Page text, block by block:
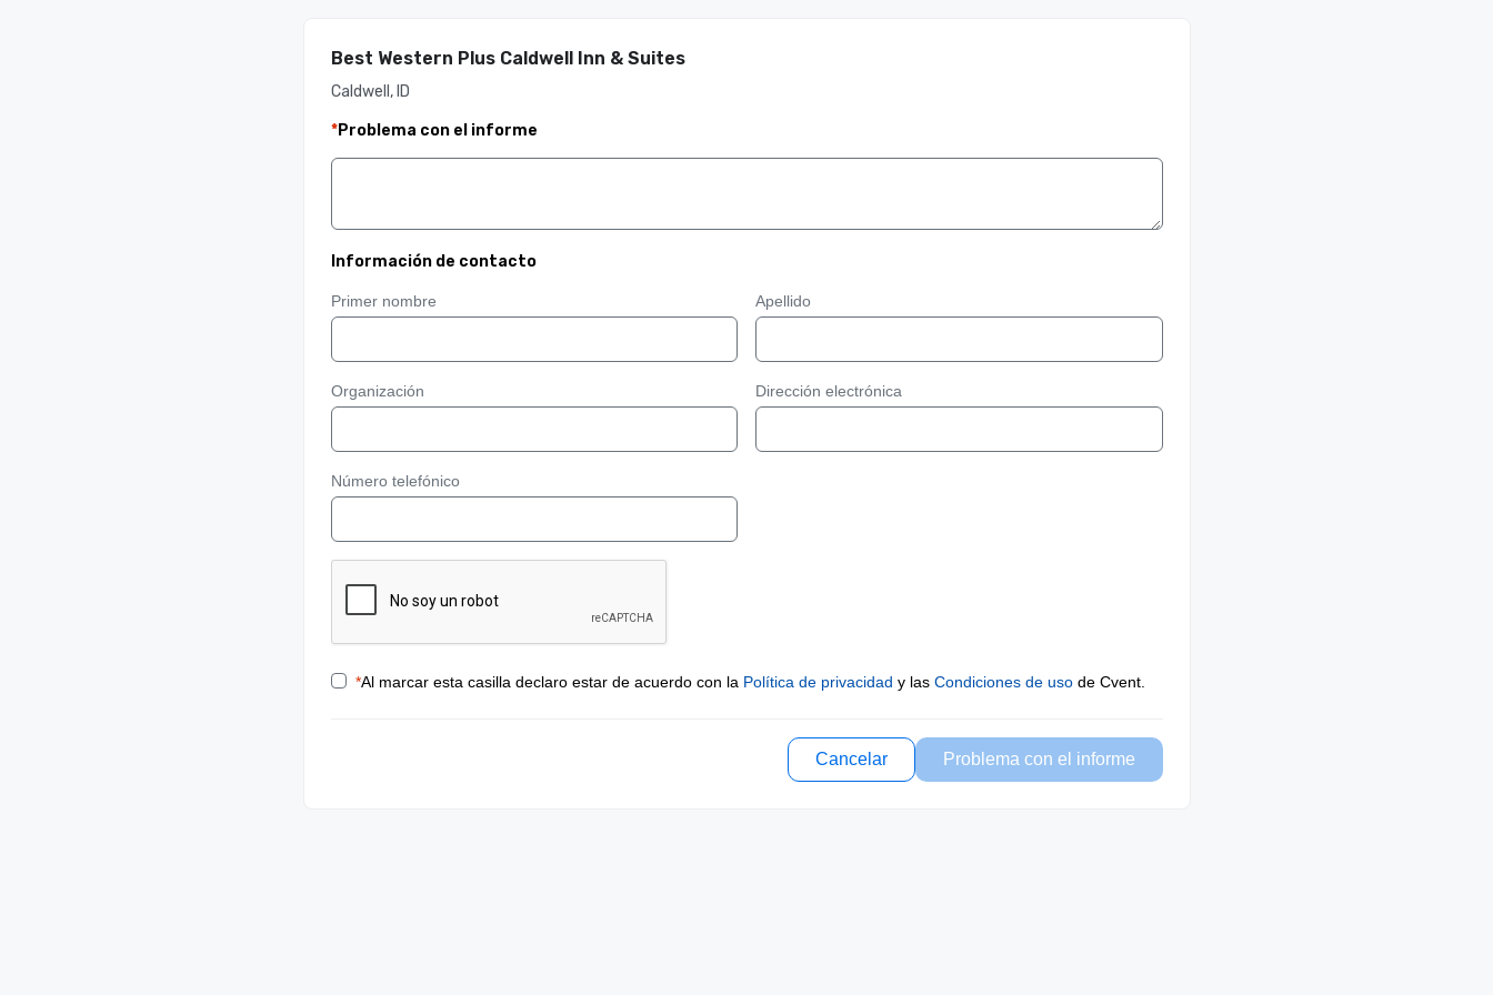
Best Western Plus Caldwell Inn & Suites
Caldwell, ID
*Problema con el informe
Información de contacto
Primer nombre Apellido
Organización Dirección electrónica
Número telefónico
*Al marcar esta casilla declaro estar de acuerdo con la Política de privacidad y las Condiciones de usode Cvent.
Cancelar Problema con el informe